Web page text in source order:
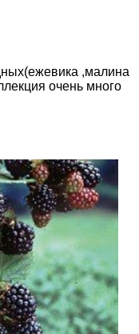
,малина
очень много